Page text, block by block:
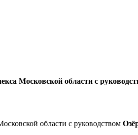
Московской области с
области с руководством